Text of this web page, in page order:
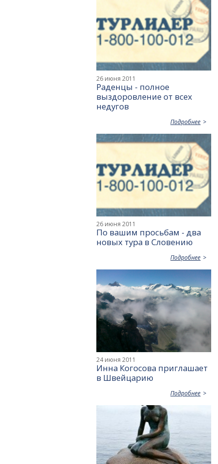
26 июня 2011
Раденцы - полное
выздоровление от всех
недугов
Подробнее
26 июня 2011
По вашим просьбам - два
новых тура в Словению
Подробнее
24 июня 2011
Инна Когосова приглашает
в Швейцарию
Подробнее